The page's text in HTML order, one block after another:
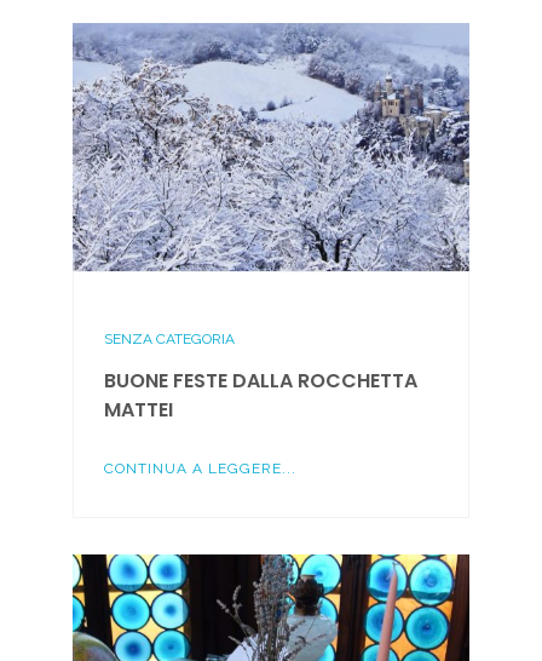
SENZA CATEGORIA
BUONE FESTE DALLA ROCCHETTA
MATTEI
CONTINUA A LEGGERE...